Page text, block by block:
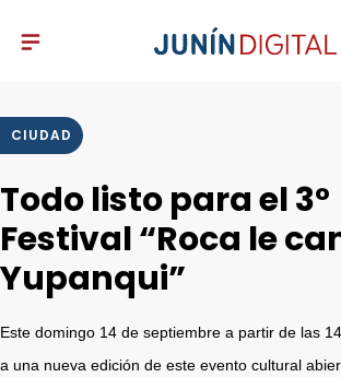
CIUDAD
Todo listo para el 3°
Festival “Roca le
Yupanqui”
Este domingo 14 de septiembre a partir de las
a una nueva edición de este evento cultural